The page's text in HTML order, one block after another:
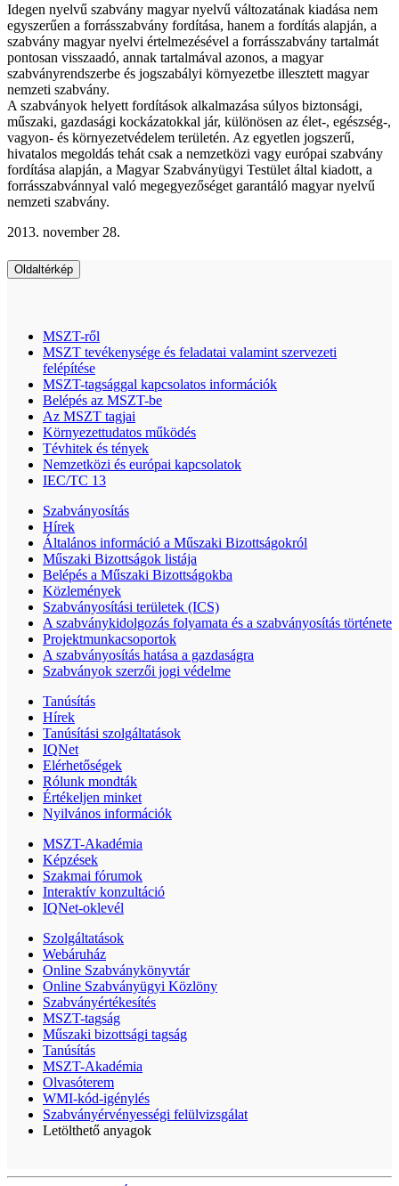
Idegen nyelvű szabvány magyar nyelvű változatának kiadása nem
egyszerűen a forrásszabvány fordítása, hanem a fordítás alapján, a
szabvány magyar nyelvi értelmezésével a forrásszabvány tartalmát
pontosan visszaadó, annak tartalmával azonos, a magyar
szabványrendszerbe és jogszabályi környezetbe illesztett magyar
nemzeti szabvány.
A szabványok helyett fordítások alkalmazása súlyos biztonsági,
műszaki, gazdasági kockázatokkal jár, különösen az élet-, egészség-,
vagyon- és környezetvédelem területén. Az egyetlen jogszerű,
hivatalos megoldás tehát csak a nemzetközi vagy európai szabvány
fordítása alapján, a Magyar Szabványügyi Testület által kiadott, a
forrásszabvánnyal való megegyezőséget garantáló magyar nyelvű
nemzeti szabvány.
2013. november 28.
Oldaltérkép
MSZT-ről
MSZT tevékenysége és feladatai valamint szervezeti
felépítése
MSZT-tagsággal kapcsolatos információk
Belépés az MSZT-be
Az MSZT tagjai
Környezettudatos működés
Tévhitek és tények
Nemzetközi és európai kapcsolatok
IEC/TC 13
Szabványosítás
Hírek
Általános információ a Műszaki Bizottságokról
Műszaki Bizottságok listája
Belépés a Műszaki Bizottságokba
Közlemények
Szabványosítási területek (ICS)
A szabványkidolgozás folyamata és a szabványosítás története
Projektmunkacsoportok
A szabványosítás hatása a gazdaságra
Szabványok szerzői jogi védelme
Tanúsítás
Hírek
Tanúsítási szolgáltatások
IQNet
Elérhetőségek
Rólunk mondták
Értékeljen minket
Nyilvános információk
MSZT-Akadémia
Képzések
Szakmai fórumok
Interaktív konzultáció
IQNet-oklevél
Szolgáltatások
Webáruház
Online Szabványkönyvtár
Online Szabványügyi Közlöny
Szabványértékesítés
MSZT-tagság
Műszaki bizottsági tagság
Tanúsítás
MSZT-Akadémia
Olvasóterem
WMI-kód-igénylés
Szabványérvényességi felülvizsgálat
Letölthető anyagok